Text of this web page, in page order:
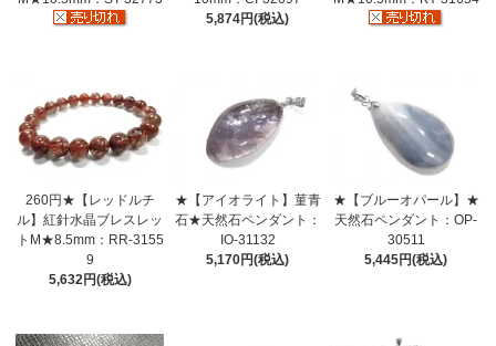
5,874円(税込)
260円★【レッドルチ
ル】紅針水晶ブレスレッ
トM★8.5mm：RR-3155
9
5,632円(税込)
★【アイオライト】菫青
石★天然石ペンダント：
IO-31132
5,170円(税込)
★【ブルーオパール】★
天然石ペンダント：OP-
30511
5,445円(税込)